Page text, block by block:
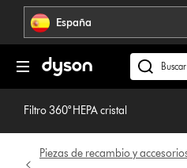
Omitir
navegación España
Buscar
en
Filtro 360° HEPA cristal
Piezas de recambio y